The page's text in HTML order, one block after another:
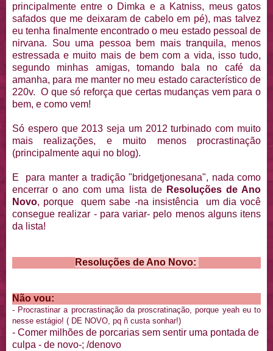
principalmente entre o Dimka e a Katniss, meus gatos
safados que me deixaram de cabelo em pé), mas talvez
eu tenha finalmente encontrado o meu estado pessoal de
nirvana. Sou uma pessoa bem mais tranquila, menos
estressada e muito mais de bem com a vida, isso tudo,
segundo minhas amigas, tomando bala no café da
amanha, para me manter no meu estado característico de
220v. O que só reforça que certas mudanças vem para o
bem, e como vem!
Só espero que 2013 seja um 2012 turbinado com muito
mais realizações, e muito menos procrastinação
(principalmente aqui no blog).
E para manter a tradição "bridgetjonesana", nada como
encerrar o ano com uma lista de Resoluções de Ano
Novo, porque quem sabe -na insistência um dia você
consegue realizar - para variar- pelo menos alguns itens
da lista!
Resoluções de Ano Novo:
Não vou:
- Procrastinar a procrastinação da proscratinação, porque yeah eu to
nesse estágio! ( DE NOVO, pq ñ custa sonhar!)
- Comer milhões de porcarias sem sentir uma pontada de
culpa - de novo-; /denovo